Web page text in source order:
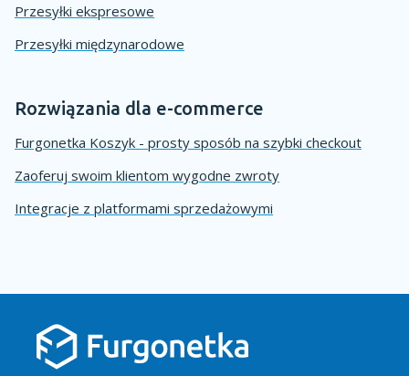
Przesyłki ekspresowe
Przesyłki międzynarodowe
Rozwiązania dla e-commerce
Furgonetka Koszyk - prosty sposób na szybki checkout
Zaoferuj swoim klientom wygodne zwroty
Integracje z platformami sprzedażowymi